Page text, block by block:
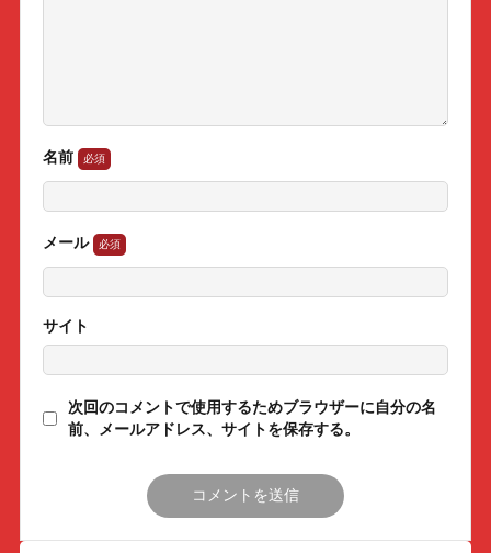
名前
メール
サイト
次回のコメントで使用するためブラウザーに自分の名
前、メールアドレス、サイトを保存する。